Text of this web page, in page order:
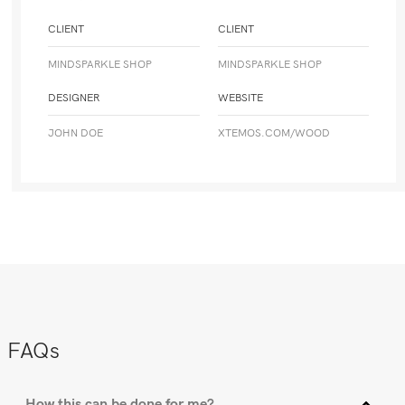
CLIENT
MINDSPARKLE SHOP
CLIENT
MINDSPARKLE SHOP
DESIGNER
JOHN DOE
WEBSITE
XTEMOS.COM/WOOD
FAQs